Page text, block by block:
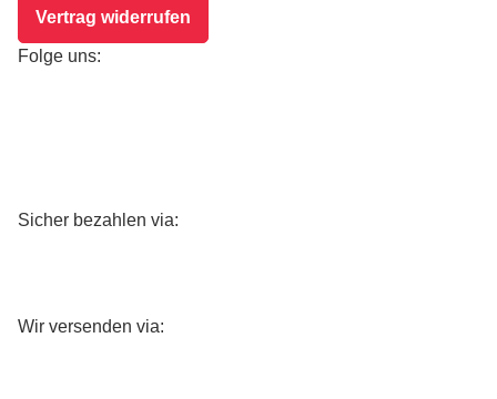
Vertrag widerrufen
Folge uns:
Sicher bezahlen via:
Wir versenden via: